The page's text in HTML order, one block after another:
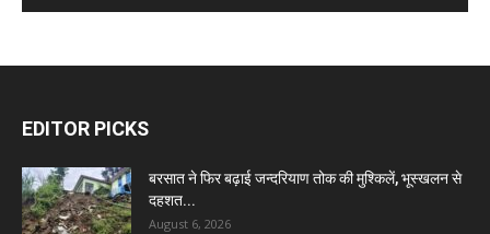
EDITOR PICKS
बरसात ने फिर बढ़ाई जन्दरियाण तोक की मुश्किलें, भूस्खलन से
दहशत...
August 6, 2026